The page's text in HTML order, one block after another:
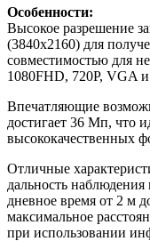
Особенности:
Высокое разрешение
(3840x2160) для
совместимостью для
1080FHD, 720P, VGA
Впечатляющие
достигает 36 Мп, что
высококачественных
Отличные
дальность
дневное время от 2 м
максимальное
при использовании